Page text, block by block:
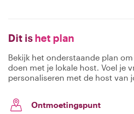
Dit is het plan
Bekijk het onderstaande plan
doen met je lokale host. Voel je
personaliseren met de host van
Ontmoetingspunt